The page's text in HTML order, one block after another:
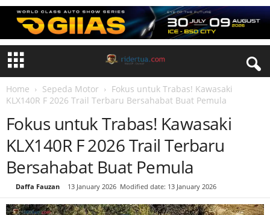
Home Sepeda Motor
Fokus untuk Trabas! Kawasaki
KLX140R F 2026 Trail Terbaru Bersahabat Buat Pemula
Fokus untuk Trabas! Kawasaki
KLX140R F 2026 Trail Terbaru
Bersahabat Buat Pemula
Daffa Fauzan 13 January 2026 Modified date: 13 January 2026